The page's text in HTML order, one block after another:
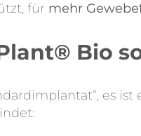
für mehr
Bio
es ist